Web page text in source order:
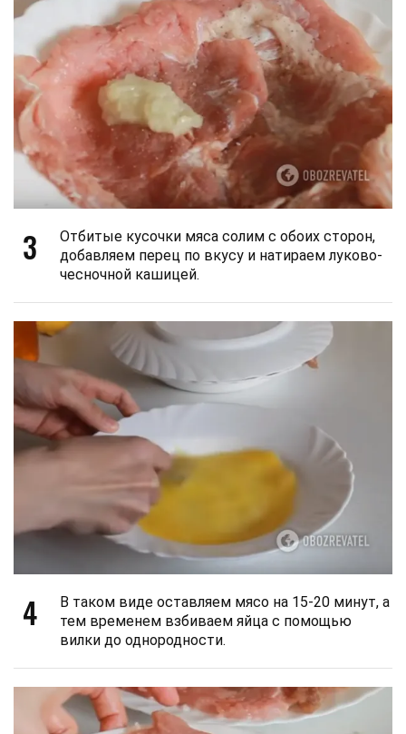
3
Отбитые кусочки мяса солим с обоих сторон,
добавляем перец по вкусу и натираем луково-
чесночной кашицей.
4
В таком виде оставляем мясо на 15-20 минут, а
тем временем взбиваем яйца с помощью
вилки до однородности.